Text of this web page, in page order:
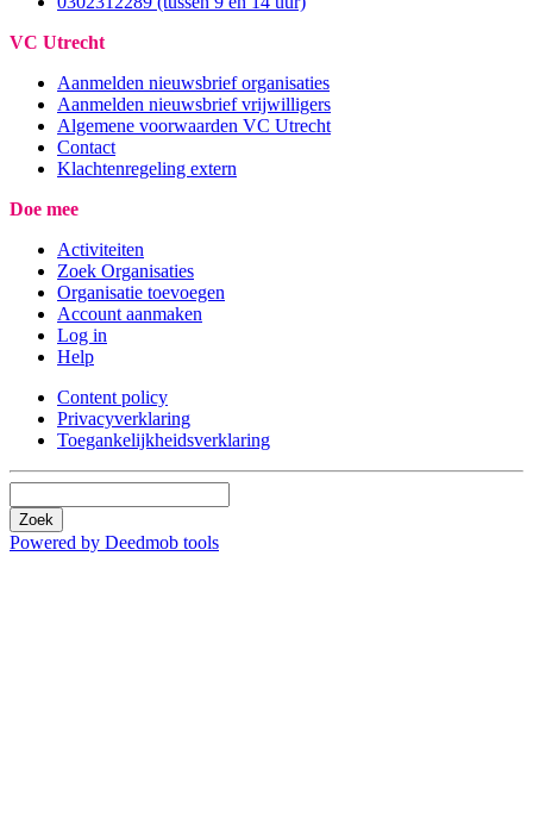
VC Utrecht
Aanmelden nieuwsbrief organisaties
Aanmelden nieuwsbrief vrijwilligers
Algemene voorwaarden VC Utrecht
Contact
Klachtenregeling extern
Doe mee
Activiteiten
Zoek Organisaties
Organisatie toevoegen
Account aanmaken
Log in
Help
Content policy
Privacyverklaring
Toegankelijkheidsverklaring
Zoek
Powered by Deedmob tools